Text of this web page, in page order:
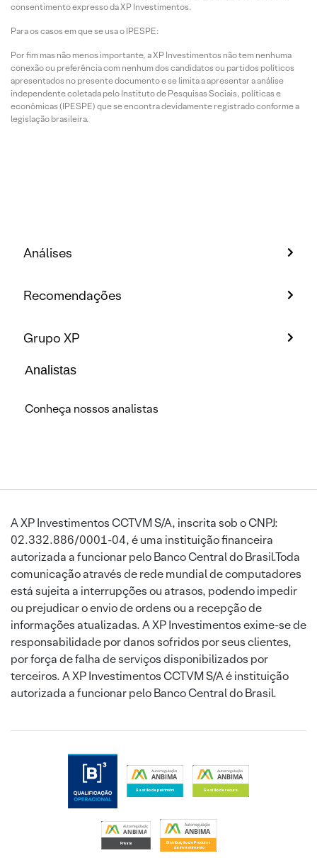
consentimento expresso da XP Investimentos.
Para os casos em que se usa o IPESPE:
Por fim mas não menos importante, a XP Investimentos não tem nenhuma
conexão ou preferência com nenhum dos candidatos ou partidos políticos
apresentados no presente documento e se limita a apresentar a análise
independente coletada pelo Instituto de Pesquisas Sociais, políticas e
econômicas (IPESPE) que se encontra devidamente registrado conforme a
legislação brasileira.
Análises
Recomendações
Grupo XP
Analistas
Conheça nossos analistas
A XP Investimentos CCTVM S/A, inscrita sob o CNPJ:
02.332.886/0001-04, é uma instituição financeira
autorizada a funcionar pelo Banco Central do Brasil.Toda
comunicação através de rede mundial de computadores
está sujeita a interrupções ou atrasos, podendo impedir
ou prejudicar o envio de ordens ou a recepção de
informações atualizadas. A XP Investimentos exime-se de
responsabilidade por danos sofridos por seus clientes,
por força de falha de serviços disponibilizados por
terceiros. A XP Investimentos CCTVM S/A é instituição
autorizada a funcionar pelo Banco Central do Brasil.